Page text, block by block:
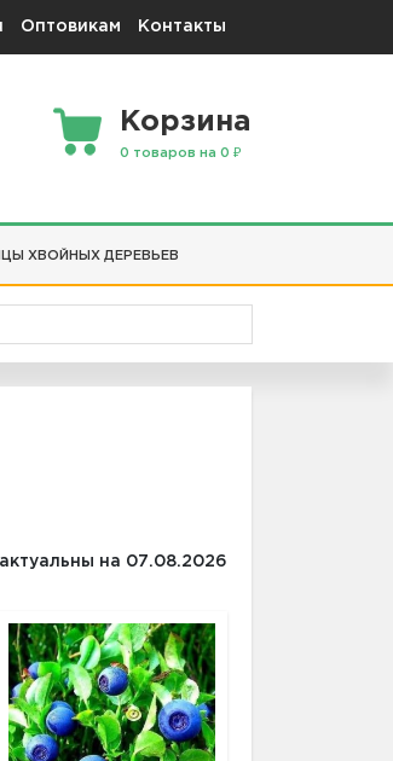
Оптовикам Контакты
Корзина
0 товаров на 0 ₽
ХВОЙНЫХ ДЕРЕВЬЕВ
на 07.08.2026